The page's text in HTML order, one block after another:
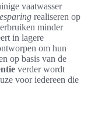
vaatwasser
realiseren op
minder
in lagere
om hun
op basis van de
verder wordt
voor iedereen die